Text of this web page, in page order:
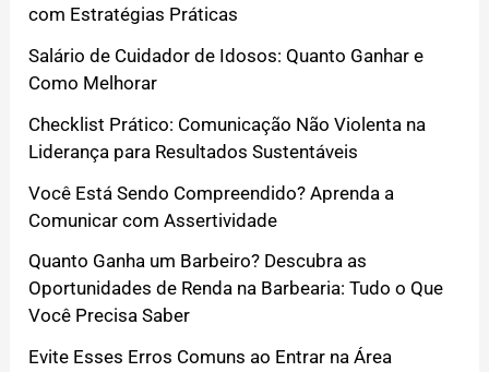
com Estratégias Práticas
Salário de Cuidador de Idosos: Quanto Ganhar e
Como Melhorar
Checklist Prático: Comunicação Não Violenta na
Liderança para Resultados Sustentáveis
Você Está Sendo Compreendido? Aprenda a
Comunicar com Assertividade
Quanto Ganha um Barbeiro? Descubra as
Oportunidades de Renda na Barbearia: Tudo o Que
Você Precisa Saber
Evite Esses Erros Comuns ao Entrar na Área